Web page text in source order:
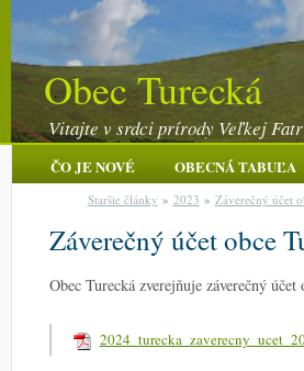
Obec Turecká
Vitajte v srdci prírody Veľkej
ČO JE NOVÉ OBECNÁ TABUĽA
Záverečný účet obce
Staršie články » 2023 » Záverečný účet
Obec Turecká zverejňuje záverečný